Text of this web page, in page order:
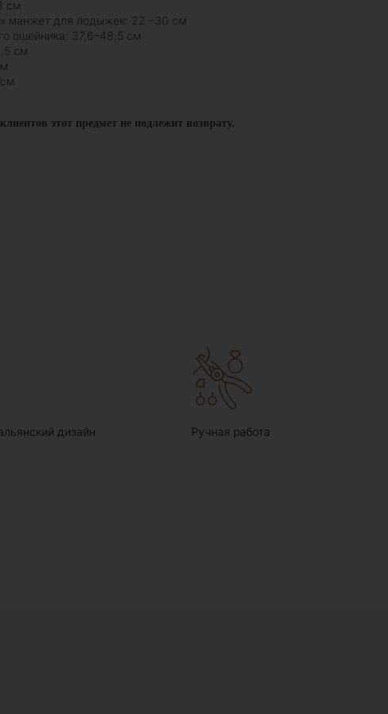
см
манжет для лодыжек: 22 –30 см
ошейника: 37,6–48,5 см
см
этот предмет не подлежит возврату.
дизайн Ручная работа